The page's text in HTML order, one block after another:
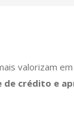
valorizam em
de crédito e